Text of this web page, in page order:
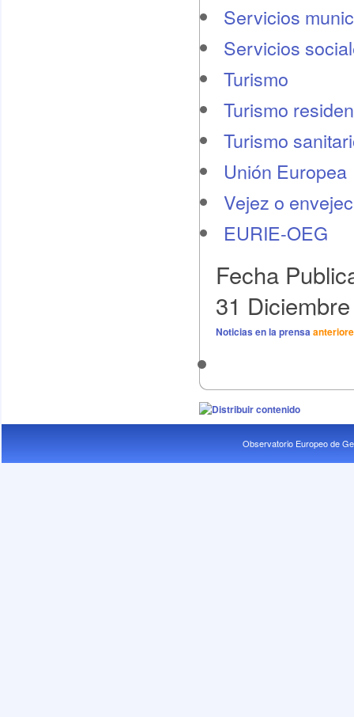
Servicios
Servicios
Turismo
Turismo
Turismo
Unión Europea
Vejez o
EURIE-OEG
Fecha
31
Noticias en la prensa
Observatorio Europeo de